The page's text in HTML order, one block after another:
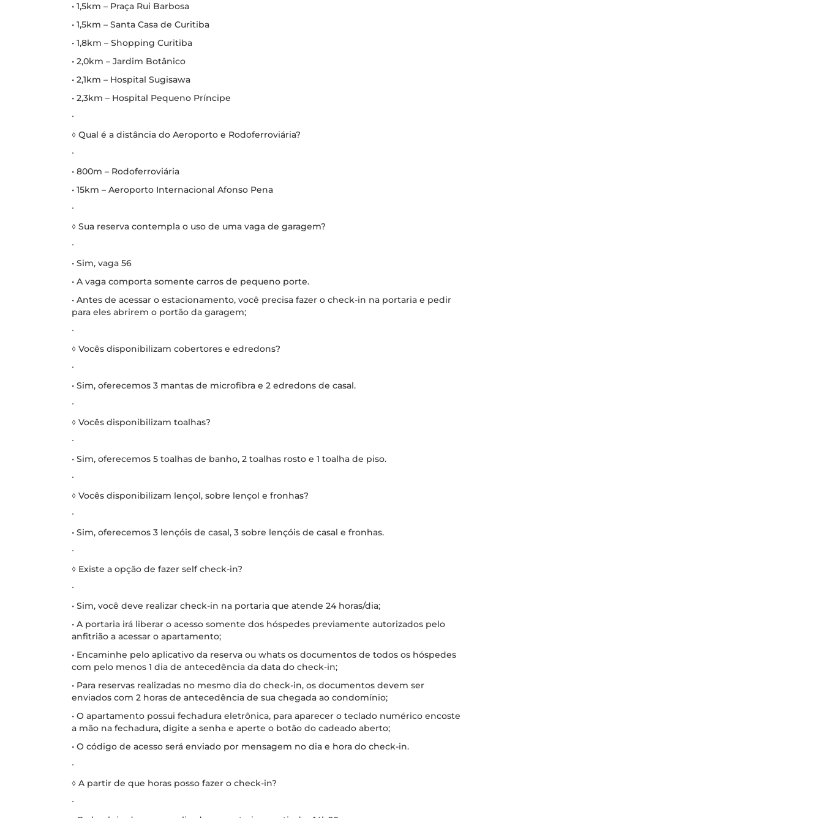
• 1,5km – Praça Rui Barbosa
• 1,5km – Santa Casa de Curitiba
• 1,8km – Shopping Curitiba
• 2,0km – Jardim Botânico
• 2,1km – Hospital Sugisawa
• 2,3km – Hospital Pequeno Príncipe
∙
◊ Qual é a distância do Aeroporto e Rodoferroviária?
∙
• 800m – Rodoferroviária
• 15km – Aeroporto Internacional Afonso Pena
∙
◊ Sua reserva contempla o uso de uma vaga de garagem?
∙
• Sim, vaga 56
• A vaga comporta somente carros de pequeno porte.
• Antes de acessar o estacionamento, você precisa fazer o check-in na portaria e pedir
para eles abrirem o portão da garagem;
∙
◊ Vocês disponibilizam cobertores e edredons?
∙
• Sim, oferecemos 3 mantas de microfibra e 2 edredons de casal.
∙
◊ Vocês disponibilizam toalhas?
∙
• Sim, oferecemos 5 toalhas de banho, 2 toalhas rosto e 1 toalha de piso.
∙
◊ Vocês disponibilizam lençol, sobre lençol e fronhas?
∙
• Sim, oferecemos 3 lençóis de casal, 3 sobre lençóis de casal e fronhas.
∙
◊ Existe a opção de fazer self check-in?
∙
• Sim, você deve realizar check-in na portaria que atende 24 horas/dia;
• A portaria irá liberar o acesso somente dos hóspedes previamente autorizados pelo
anfitrião a acessar o apartamento;
• Encaminhe pelo aplicativo da reserva ou whats os documentos de todos os hóspedes
com pelo menos 1 dia de antecedência da data do check-in;
• Para reservas realizadas no mesmo dia do check-in, os documentos devem ser
enviados com 2 horas de antecedência de sua chegada ao condomínio;
• O apartamento possui fechadura eletrônica, para aparecer o teclado numérico encoste
a mão na fechadura, digite a senha e aperte o botão do cadeado aberto;
• O código de acesso será enviado por mensagem no dia e hora do check-in.
∙
◊ A partir de que horas posso fazer o check-in?
∙